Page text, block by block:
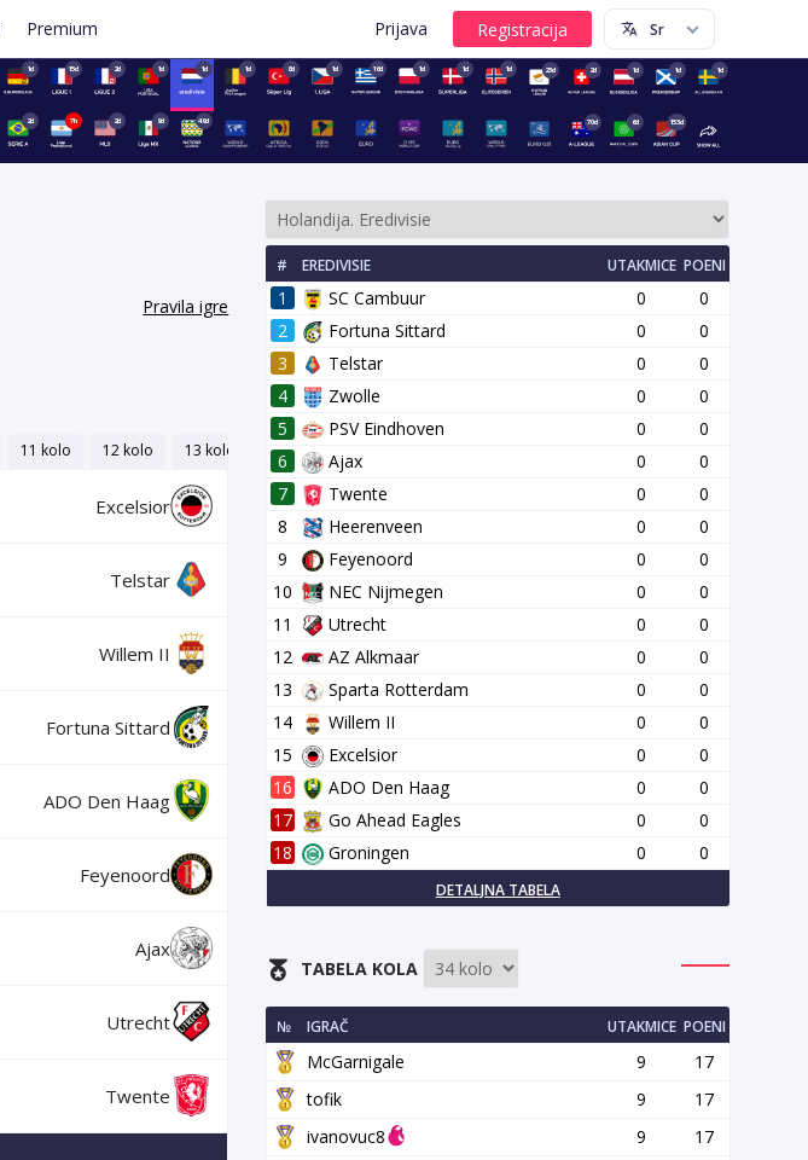
Premium Prijava
1d 15d 2d 1d 1d 1d 8d 1d 16d 1d 1d 1d 23d 2d 1d 1d 1d
2d 7h 2d 9d 49d 70d 6d 153d
Pravila igre
11 kolo 12 kolo 13 kolo 14 kolo
Excelsior
Telstar
Willem II
Fortuna Sittard
ADO Den Haag
Feyenoord
Ajax
Utrecht
Twente
# EREDIVISIE UTAKMICE POENI
1 SC Cambuur 0
0
2
Fortuna Sittard 0
0
3
Telstar 0
0
4
Zwolle 0
0
5
PSV Eindhoven 0
0
6
Ajax 0
0
7
Twente 0
0
8
Heerenveen 0
0
9
Feyenoord 0
0
10
NEC Nijmegen 0
0
11
Utrecht 0
0
12
AZ Alkmaar 0
0
13
Sparta Rotterdam 0
0
14
Willem II 0
0
15
Excelsior 0
0
16
ADO Den Haag 0
0
17
Go Ahead Eagles 0
0
18
Groningen 0 0
DETALJNA TABELA
TABELA KOLA
№ IGRAČ UTAKMICE POENI
McGarnigale 9
17
tofik
9
17
ivanovuc8
9
17